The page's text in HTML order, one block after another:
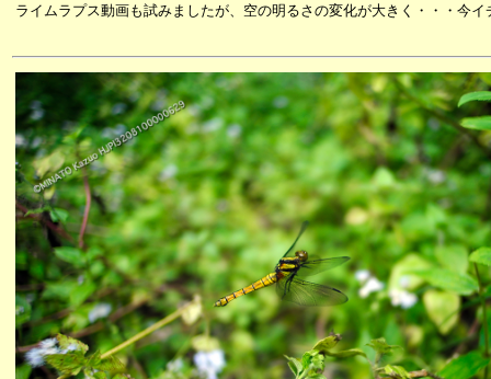
ライムラプス動画も試みましたが、空の明るさの変化が大きく・・・今イ